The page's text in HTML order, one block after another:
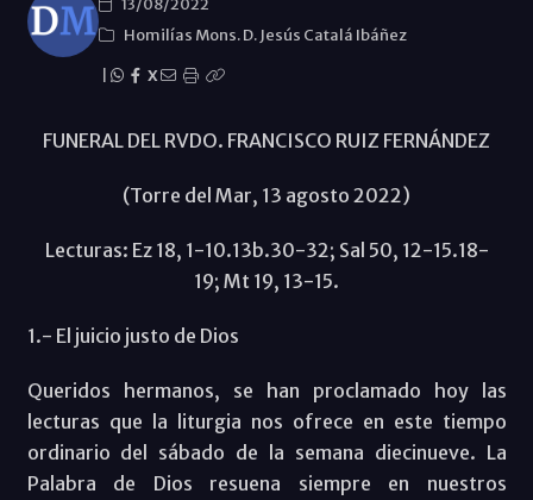
Homilías Mons. D. Jesús Catalá Ibáñez
X
FUNERAL DEL RVDO. FRANCISCO RUIZ FERNÁNDEZ
(Torre del Mar, 13 agosto 2022)
Lecturas: Ez 18, 1-10.13b.30-32; Sal 50, 12-15.18-
19; Mt 19, 13-15.
1.- El juicio justo de Dios
Queridos hermanos, se han proclamado hoy las
lecturas que la liturgia nos ofrece en este tiempo
ordinario del sábado de la semana diecinueve. La
Palabra de Dios resuena siempre en nuestros